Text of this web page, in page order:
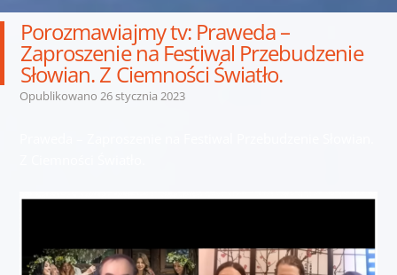
Porozmawiajmy tv: Praweda –
Zaproszenie na Festiwal Przebudzenie
Słowian. Z Ciemności Światło.
Opublikowano 26 stycznia 2023